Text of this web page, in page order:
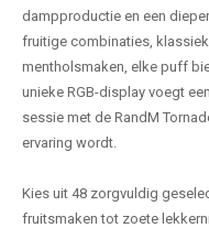
dampproductie en een
fruitige combinaties,
mentholsmaken, elke puff
unieke RGB-display voegt
sessie met de RandM
ervaring wordt.
Kies uit 48 zorgvuldig
fruitsmaken tot zoete